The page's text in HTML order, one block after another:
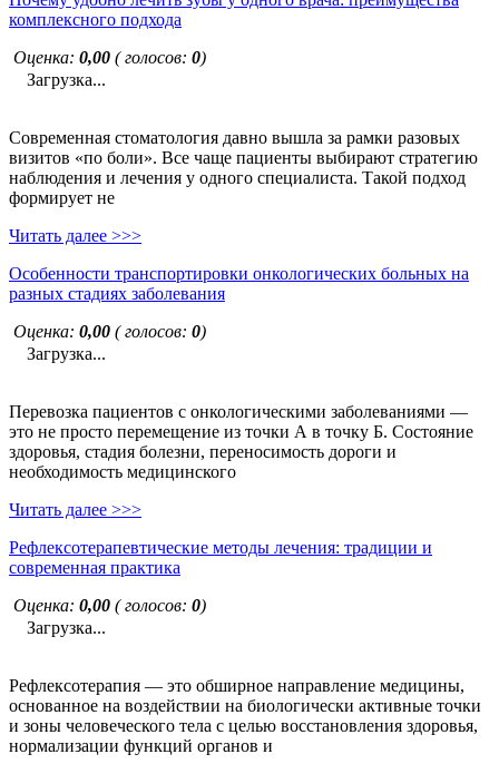
комплексного подхода
Оценка: 0,00 ( голосов: 0)
Загрузка...
Современная стоматология давно вышла за рамки разовых
визитов «по боли». Все чаще пациенты выбирают стратегию
наблюдения и лечения у одного специалиста. Такой подход
формирует не
Читать далее >>>
Особенности транспортировки онкологических больных на
разных стадиях заболевания
Оценка: 0,00 ( голосов: 0)
Загрузка...
Перевозка пациентов с онкологическими заболеваниями —
это не просто перемещение из точки А в точку Б. Состояние
здоровья, стадия болезни, переносимость дороги и
необходимость медицинского
Читать далее >>>
Рефлексотерапевтические методы лечения: традиции и
современная практика
Оценка: 0,00 ( голосов: 0)
Загрузка...
Рефлексотерапия — это обширное направление медицины,
основанное на воздействии на биологически активные точки
и зоны человеческого тела с целью восстановления здоровья,
нормализации функций органов и